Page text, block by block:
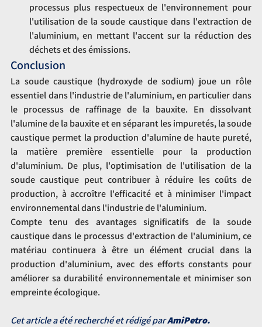
processus plus respectueux de l'environnement pour
l'utilisation de la soude caustique dans l'extraction de
l'aluminium, en mettant l'accent sur la réduction des
déchets et des émissions.
Conclusion
La soude caustique (hydroxyde de sodium) joue un rôle
essentiel dans l'industrie de l'aluminium, en particulier dans
le processus de raffinage de la bauxite. En dissolvant
l'alumine de la bauxite et en séparant les impuretés, la soude
caustique permet la production d'alumine de haute pureté,
la matière première essentielle pour la production
d'aluminium. De plus, l'optimisation de l'utilisation de la
soude caustique peut contribuer à réduire les coûts de
production, à accroître l'efficacité et à minimiser l'impact
environnemental dans l'industrie de l'aluminium.
Compte tenu des avantages significatifs de la soude
caustique dans le processus d'extraction de l'aluminium, ce
matériau continuera à être un élément crucial dans la
production d'aluminium, avec des efforts constants pour
améliorer sa durabilité environnementale et minimiser son
empreinte écologique.
Cet article a été recherché et rédigé par AmiPetro.